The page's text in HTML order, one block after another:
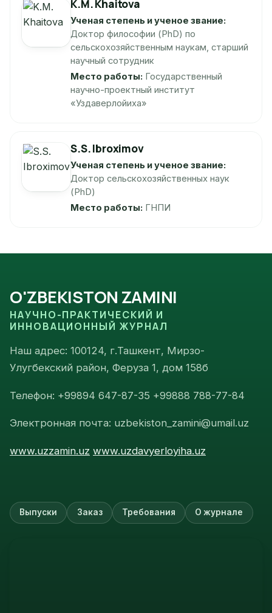
K.M. Khaitova
Ученая степень и ученое звание:
Доктор философии (PhD) по
сельскохозяйственным наукам, старший
научный сотрудник
Место работы: Государственный
научно-проектный институт
«Уздаверлойиха»
S.S. Ibroximov
Ученая степень и ученое звание:
Доктор сельскохозяйственных наук
(PhD)
Место работы: ГНПИ
O'ZBEKISTON ZAMINI
НАУЧНО-ПРАКТИЧЕСКИЙ И
ИННОВАЦИОННЫЙ ЖУРНАЛ
Наш адрес: 100124, г.Ташкент, Мирзо-
Улугбекский район, Феруза 1, дом 158б
Телефон: +99894 647-87-35 +99888 788-77-84
Электронная почта: uzbekiston_zamini@umail.uz
www.uzzamin.uz www.uzdavyerloyiha.uz
Выпуски Заказ Требования О журнале